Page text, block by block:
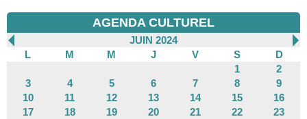
AGENDA CULTUREL
JUIN 2024
L
M M J V S
D
1
2
3
4 5 6 7 8
9
10
11 12 13 14 15
16
17
18 19 20 21 22
23